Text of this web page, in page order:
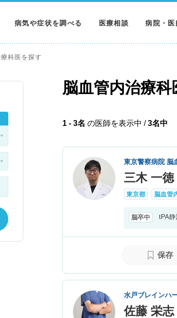
病気や症状を調べる 医療相談 病院・医
科医を探す
脳血管内治療科
1 - 3名 の医師を表示中 /3名中
東京警察病院 脳
三木 一徳
東京都 脳血管
脳卒中 tPA静
保存
水戸ブレインハ
佐藤 栄志